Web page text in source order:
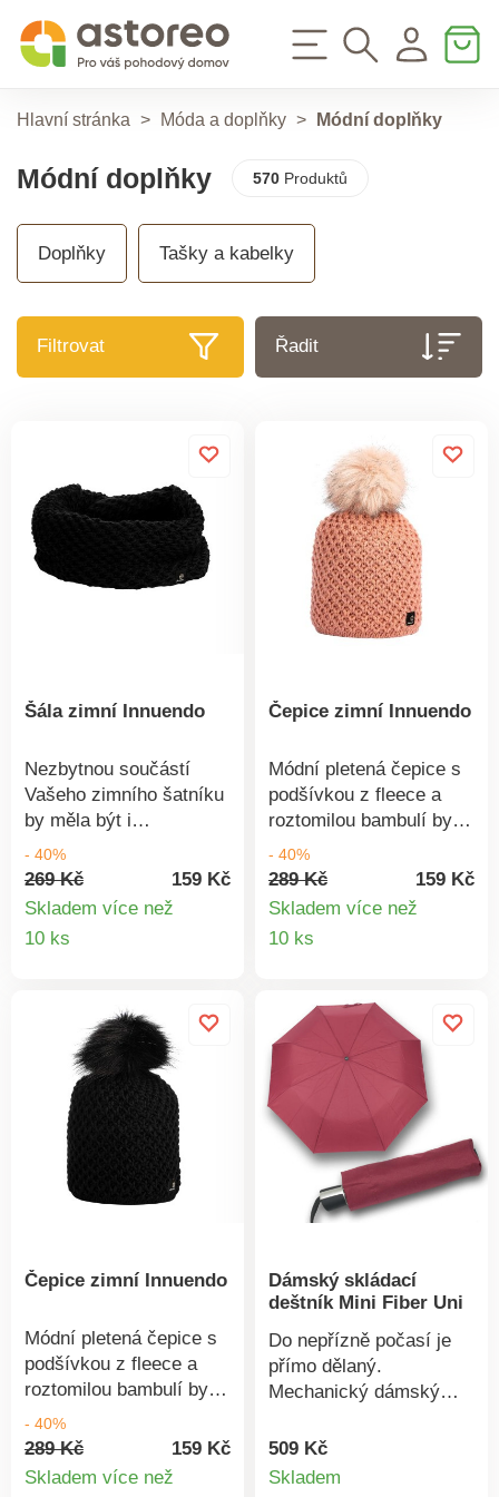
Hlavní stránka > Móda a doplňky > Módní doplňky
Módní doplňky 570Produktů
Doplňky Tašky a kabelky
Filtrovat Řadit
Šála zimní Innuendo
Nezbytnou součástí
Vašeho zimního šatníku
by měla být i
šála.Pletená,
měkkoučká i
praktická.Složení: 100%
- 40%
269 Kč
159 Kč
Skladem více než
10 ks
Čepice zimní Innuendo
Módní pletená čepice s
podšívkou z fleece a
roztomilou bambulí by
neměla scházet ve vaší
zimní výbavě. Nedovolte
zimě, aby vás
dnes!Slušet bude všem
kategoriím.Složení:
100% akryl, podšívka z
fleece.
- 40%
289 Kč
159 Kč
Skladem více než
10 ks
Čepice zimní Innuendo
Módní pletená čepice s
podšívkou z fleece a
roztomilou bambulí by
neměla scházet ve vaší
zimní výbavě. Nedovolte
zimě, aby vás
- 40%
289 Kč
159 Kč
Skladem více než
Dámský skládací
deštník Mini Fiber Uni
Do nepřízně počasí je
přímo dělaný.
Mechanický dámský
Fiber Uni díky pevné a
kvalitní konstrukci
509 Kč
Skladem